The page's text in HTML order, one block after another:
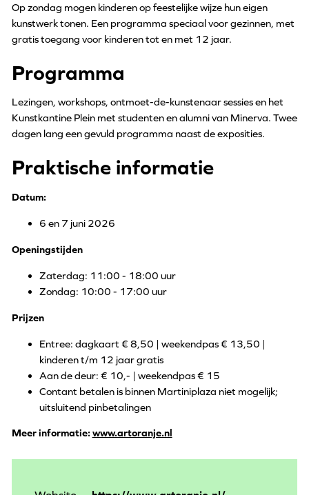
Op zondag mogen kinderen op feestelijke wijze hun eigen
kunstwerk tonen. Een programma speciaal voor gezinnen, met
gratis toegang voor kinderen tot en met 12 jaar.
Programma
Lezingen, workshops, ontmoet-de-kunstenaar sessies en het
Kunstkantine Plein met studenten en alumni van Minerva. Twee
dagen lang een gevuld programma naast de exposities.
Praktische informatie
Datum:
6 en 7 juni 2026
Openingstijden
Zaterdag: 11:00 - 18:00 uur
Zondag: 10:00 - 17:00 uur
Prijzen
Entree: dagkaart € 8,50 | weekendpas € 13,50 |
kinderen t/m 12 jaar gratis
Aan de deur: € 10,- | weekendpas € 15
Contant betalen is binnen Martiniplaza niet mogelijk;
uitsluitend pinbetalingen
Meer informatie:www.artoranje.nl